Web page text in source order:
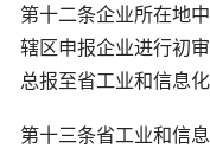
第十二条企业所在地
辖区申报企业进行初
总报至省工业和信息化
第十三条省工业和信